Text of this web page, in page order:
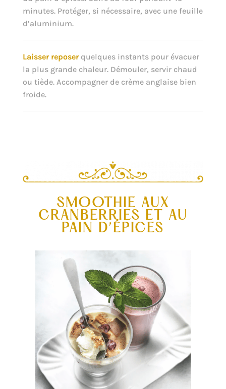
minutes. Protéger, si nécessaire, avec une feuille
d’aluminium.
Laisser reposer quelques instants pour évacuer
la plus grande chaleur. Démouler, servir chaud
ou tiède. Accompagner de crème anglaise bien
froide.
SMOOTHIE AUX
CRANBERRIES ET AU
PAIN D’ÉPICES